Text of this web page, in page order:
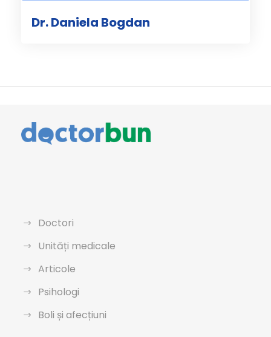
Dr. Daniela Bogdan
Doctori
Unități medicale
Articole
Psihologi
Boli și afecțiuni